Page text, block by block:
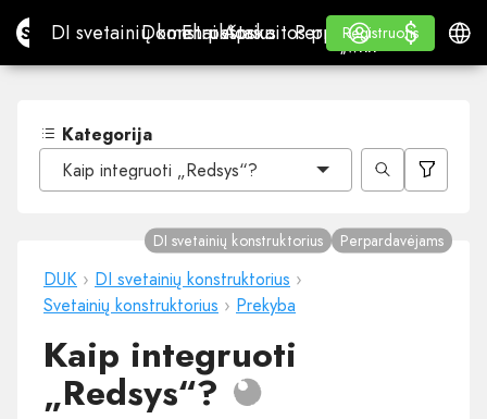
Site.proDI svetainių konstruktorius
DI svetainių konstruktorius
Domenai
DomenaiEl. paštas
El. paštasApskaitos programa
Apskaitos programa
Perpardavėjams
„WHITE LABEL“
Mokymasis
Mokymasis
Registruotis
Registruotis
Prisijungti
$
$
Kategorija
Kaip integruoti „Redsys“?
DUK › DI svetainių konstruktorius ›
Svetainių konstruktorius › Prekyba
DI svetainių konstruktorius Perpardavėjams
Kaip integruoti
„Redsys“?